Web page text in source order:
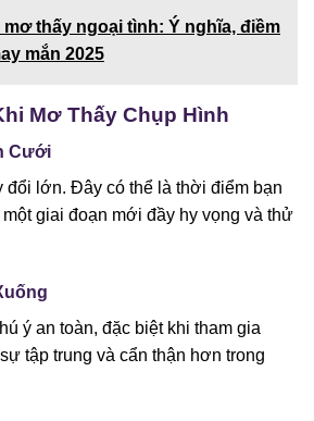
mơ thấy ngoại tình: Ý nghĩa, điềm
mắn 2025
Mơ Thấy Chụp Hình
Cưới
đổi lớn. Đây có thể là thời điểm bạn
giai đoạn mới đầy hy vọng và thử
ý an toàn, đặc biệt khi tham gia
tập trung và cẩn thận hơn trong